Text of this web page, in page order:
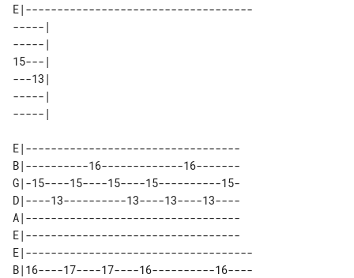
E|------------------------------------
-----|
-----|
15---|
---13|
-----|
E|----------------------------------
B|----------16-------------16-------
G|-15----15----15----15----------15-
D|----13----------13----13----13----
A|----------------------------------
E|----------------------------------
E|------------------------------------
B|16----17----17----16----------16----